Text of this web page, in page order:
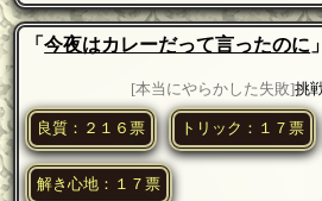
「今夜はカレーだって言ったのに 」
挑
[本当にやらかした失敗]
良質：２１６票 トリック：１７票
解き心地：１７票